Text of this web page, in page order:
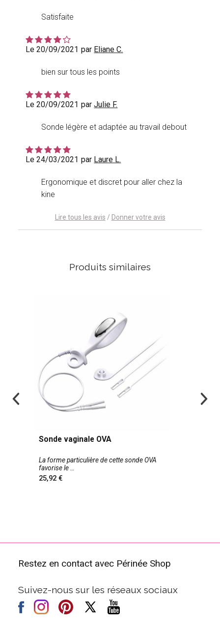
Satisfaite
Le 20/09/2021 par Eliane C.
bien sur tous les points
Le 20/09/2021 parJulie F.
Sonde légère et adaptée au travail debout
Le 24/03/2021 par Laure L.
Ergonomique et discret pour aller chez la
kine
Lire tous les avis / Donner votre avis
Produits similaires
Sonde vaginale OVA
La forme particulière de cette sonde OVA
favorise le
25,92
Restez en contact avec Périnée Shop
Suivez-nous sur les réseaux sociaux